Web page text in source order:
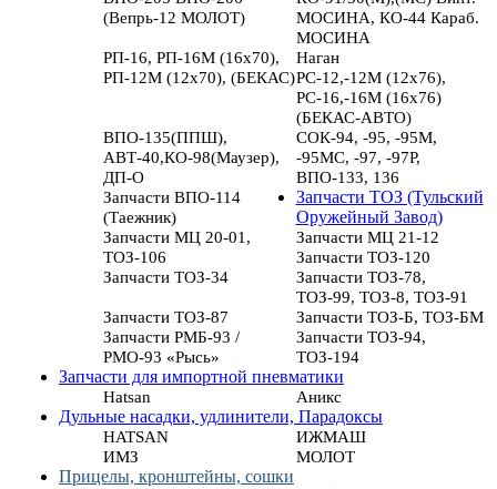
(Вепрь-12 МОЛОТ)
МОСИНА, КО-44 Караб.
МОСИНА
РП-16, РП-16М (16х70),
РП-12М (12х70), (БЕКАС)
Наган
РС-12,-12М (12х76),
РС-16,-16М (16х76)
(БЕКАС-АВТО)
ВПО-135(ППШ),
АВТ-40,КО-98(Маузер),
ДП-О
СОК-94, -95, -95М,
-95МС, -97, -97Р,
ВПО-133, 136
Запчасти ВПО-114
(Таежник)
Запчасти ТОЗ (Тульский
Оружейный Завод)
Запчасти МЦ 20-01,
ТОЗ-106
Запчасти МЦ 21-12
Запчасти ТОЗ-120
Запчасти ТОЗ-34
Запчасти ТОЗ-78,
ТОЗ-99, ТОЗ-8, ТОЗ-91
Запчасти ТОЗ-87
Запчасти ТОЗ-Б, ТОЗ-БМ
Запчасти РМБ-93 /
РМО-93 «Рысь»
Запчасти ТОЗ-94,
ТОЗ-194
Запчасти для импортной пневматики
Hatsan
Аникс
Дульные насадки, удлинители, Парадоксы
HATSAN
ИЖМАШ
ИМЗ
МОЛОТ
Прицелы, кронштейны, сошки